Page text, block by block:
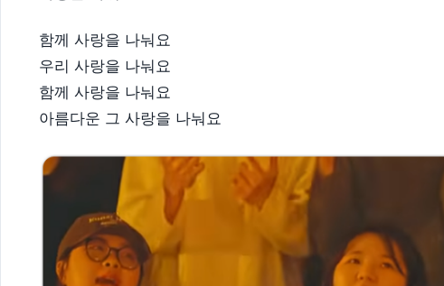
함께 사랑을 나눠요
우리 사랑을 나눠요
함께 사랑을 나눠요
아름다운 그 사랑을 나눠요